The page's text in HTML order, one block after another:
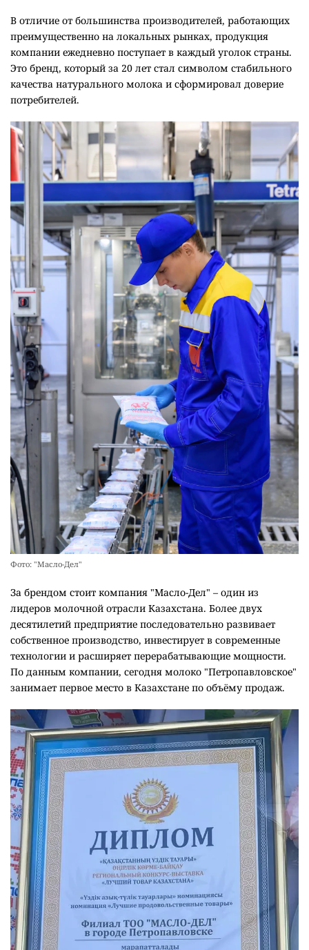
В отличие от большинства производителей, работающих
преимущественно на локальных рынках, продукция
компании ежедневно поступает в каждый уголок страны.
Это бренд, который за 20 лет стал символом стабильного
качества натурального молока и сформировал доверие
потребителей.
Фото: "Масло-Дел"
За брендом стоит компания "Масло-Дел" – один из
лидеров молочной отрасли Казахстана. Более двух
десятилетий предприятие последовательно развивает
собственное производство, инвестирует в современные
технологии и расширяет перерабатывающие мощности.
По данным компании, сегодня молоко "Петропавловское"
занимает первое место в Казахстане по объёму продаж.